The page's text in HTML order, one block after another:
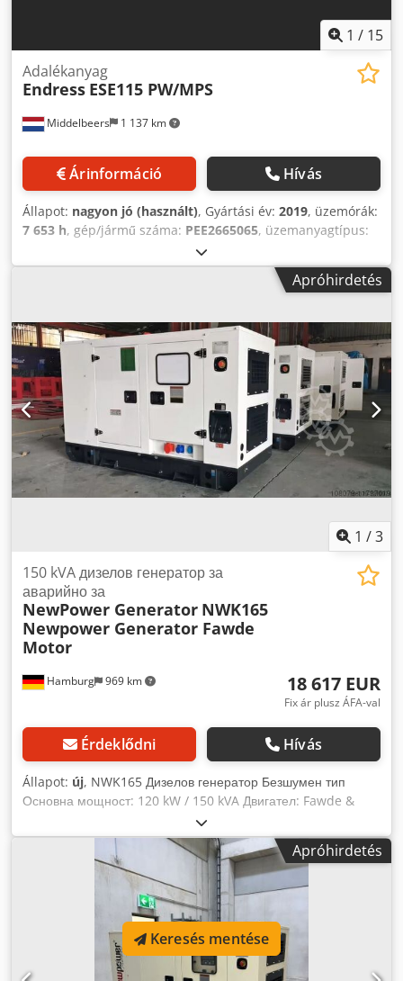
1 / 15
Middelbeers 1 137 km
Adalékanyag
Endress ESE115 PW/MPS
Árinformáció Hívás
Állapot: nagyon jó (használt), Gyártási év: 2019, üzemórák:
7 653 h, gép/jármű száma: PEE2665065, üzemanyagtípus:
, teljesítmény:
Általános információk Gyártási év: 2019. október Modellév:
2019 Rendeltetés: Építőipar Műszaki adatok Hengerek
503 kg Funkcionális Hálózati feszültség: 400 V Generátor
teljesítménye: 115 kVA CE-jelölés: igen Állapot Műszaki
állapot: nagyon jó Esztétikai állapot: nagyon jó Pénzügyi
információk Ár: kérésre Termékbiztonság Gyártó: Endress
További információk További információkért kérjük,
forduljon Ernst van Hek-hez. Endress ESE 115
áramfejlesztő – 115 kVA – 2019 Motor: Perkins 1104D
(turbódízel) Állapot: nagyon jó, műszakilag 100%-osan
bevizsgált Üzemóra: 7 653 (nagy szerviz elvégezve
korábban) Dwjdpfx Aksy Rrz Uexoa
Apróhirdetés
1 /3
Hamburg 969 km
150 kVA дизелов генератор за
аварийно за
NewPower Generator NWK165
Newpower Generator Fawde
Motor
18 617 EUR
Fix ár plusz ÁFA-val
Érdeklődni Hívás
Állapot: új, NWK165 Дизелов генератор Безшумен тип
Основна мощност: 120 kW / 150 kVA Двигател: Fawde &
CA6DF2-19D, 4 цилиндъра, водно охлаждане Dwsdenkau
Njpfx Akxja Свързване: Гнезда и 4P RCD прекъсвач
Капацитет на резервоара: Честота: 50 Hz Напрежение:
400/230 V Тип управление: Електронно Контролер: Comap
Intelilite4 AMF8 вкл. AVR, зарядно за акумулатор, бойлер
Apróhirdetés
Keresés mentése